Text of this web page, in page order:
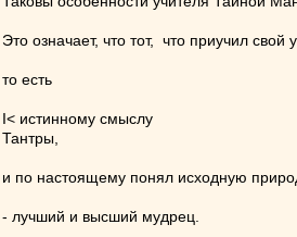
Это означает, что тот, что приучил
то есть
I< истинному смыслу
Тантры,
и по настоящему понял исходную
- лучший и высший мудрец.